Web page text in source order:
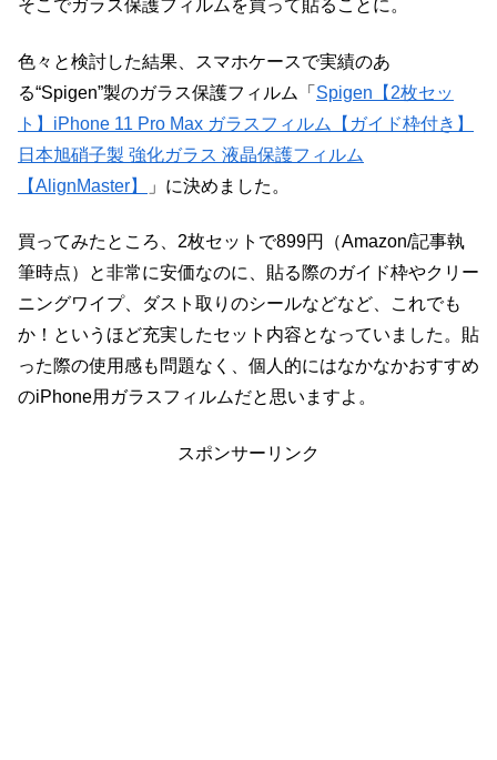
そこでガラス保護フィルムを買って貼ることに。
色々と検討した結果、スマホケースで実績のあ
る“Spigen”製のガラス保護フィルム「 Spigen【2枚セッ
ト】iPhone 11 Pro Max ガラスフィルム【ガイド枠付き】
日本旭硝子製 強化ガラス 液晶保護フィルム
【AlignMaster】
」に決めました。
買ってみたところ、2枚セットで899円（Amazon/記事執
筆時点）と非常に安価なのに、貼る際のガイド枠やクリー
ニングワイプ、ダスト取りのシールなどなど、これでも
か！というほど充実したセット内容となっていました。貼
った際の使用感も問題なく、個人的にはなかなかおすすめ
のiPhone用ガラスフィルムだと思いますよ。
スポンサーリンク